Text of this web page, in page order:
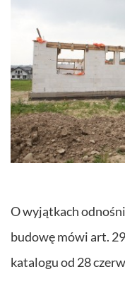
O wyjątkach
budowę mówi art.
katalogu od 28